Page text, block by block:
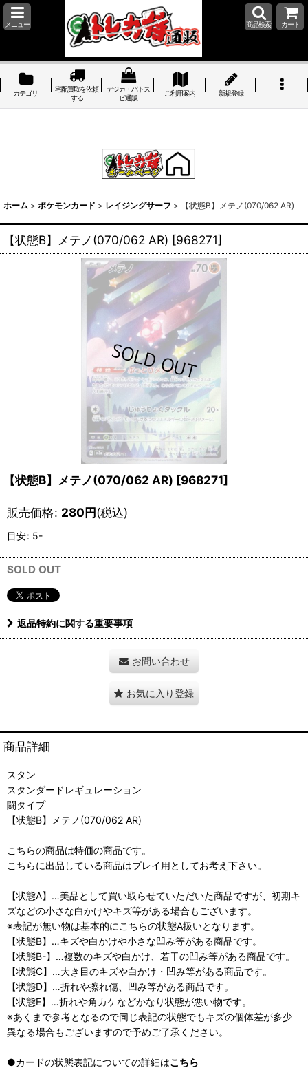
メニュー 商品検索 カート
カテゴリ
宅配買取を依頼
する
デジカ・バトス
ピ通販
ご利用案内 新規登録
ホーム > ポケモンカード > レイジングサーフ > 【状態B】メテノ(070/062 AR)
【状態B】メテノ(070/062 AR) [968271]
【状態B】メテノ(070/062 AR) [968271]
販売価格: 280円(税込)
目安: 5-
SOLD OUT
返品特約に関する重要事項
お問い合わせ
お気に入り登録
商品詳細
スタン
スタンダードレギュレーション
闘タイプ
【状態B】メテノ(070/062 AR)
こちらの商品は特価の商品です。
こちらに出品している商品はプレイ用としてお考え下さい。
【状態A】…美品として買い取らせていただいた商品ですが、初期キ
ズなどの小さな白かけやキズ等がある場合もございます。
※表記が無い物は基本的にこちらの状態A扱いとなります。
【状態B】…キズや白かけや小さな凹み等がある商品です。
【状態B-】…複数のキズや白かけ、若干の凹み等がある商品です。
【状態C】…大き目のキズや白かけ・凹み等がある商品です。
【状態D】…折れや擦れ傷、凹み等がある商品です。
【状態E】…折れや角カケなどかなり状態が悪い物です。
※あくまで参考となるので同じ表記の状態でもキズの個体差が多少
異なる場合もございますので予めご了承ください。
●カードの状態表記についての詳細はこちら